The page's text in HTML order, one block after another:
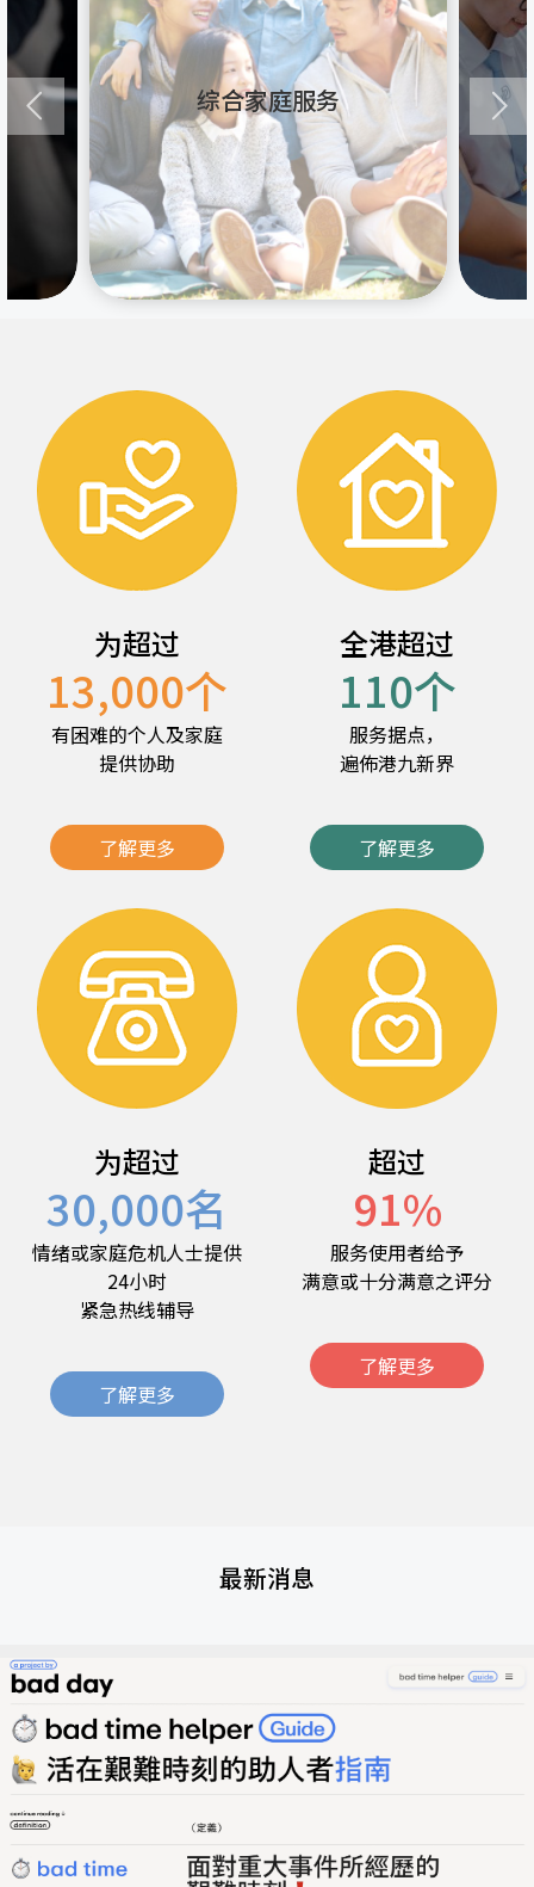
综合家庭服务
为超过
13,000个
有困难的个人及家庭
提供协助
了解更多
全港超过
110个
服务据点，
遍佈港九新界
了解更多
为超过
30,000名
情绪或家庭危机人士提供
24小时
紧急热线辅导
了解更多
超过
91%
服务使用者给予
满意或十分满意之评分
了解更多
最新消息